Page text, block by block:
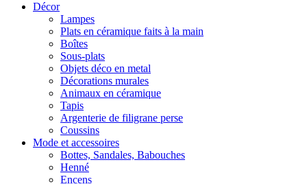
Décor
Lampes
Plats en céramique faits à la main
Boîtes
Sous-plats
Objets déco en metal
Décorations murales
Animaux en céramique
Tapis
Argenterie de filigrane perse
Coussins
Mode et accessoires
Bottes, Sandales, Babouches
Henné
Encens